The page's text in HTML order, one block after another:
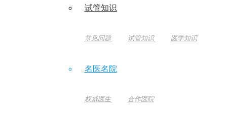
试管知识
常见问题 试管知识 医学知识
名医名院
权威医生 合作医院